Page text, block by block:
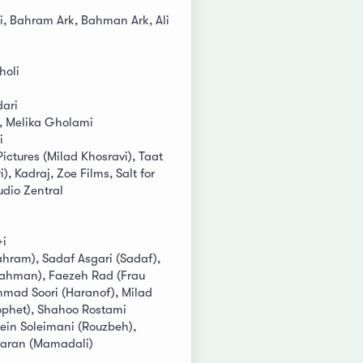
Bahram Ark, Bahman Ark, Ali
Melika Gholami
(Milad Khosravi), Taat
Kadraj, Zoe Films, Salt for
Zentral
Sadaf Asgari (Sadaf),
Faezeh Rad (Frau
Soori (Haranof), Milad
Shahoo Rostami
Soleimani (Rouzbeh),
(Mamadali)